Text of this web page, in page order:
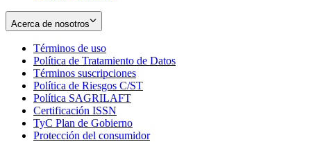
Acerca de nosotros
Términos de uso
in
new
window
Política de Tratamiento de Datos
Términos suscripciones
in
Política de Riesgos C/ST
Política SAGRILAFT
new
window
Certificación ISSN
in
new
TyC Plan de Gobierno
in
Protección del consumidorOpens